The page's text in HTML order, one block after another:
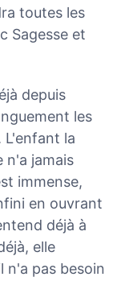
toutes les
Sagesse et
depuis
les
L'enfant la
n'a jamais
immense,
en ouvrant
déjà à
elle
n'a pas besoin